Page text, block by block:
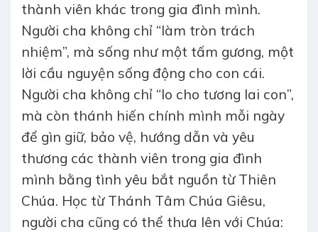
thành viên khác trong gia đình mình.
Người cha không chỉ “làm tròn trách
nhiệm”, mà sống như một tấm gương, một
lời cầu nguyện sống động cho con cái.
Người cha không chỉ “lo cho tương lai con”,
mà còn thánh hiến chính mình mỗi ngày
để gìn giữ, bảo vệ, hướng dẫn và yêu
thương các thành viên trong gia đình
mình bằng tình yêu bắt nguồn từ Thiên
Chúa. Học từ Thánh Tâm Chúa Giêsu,
người cha cũng có thể thưa lên với Chúa: